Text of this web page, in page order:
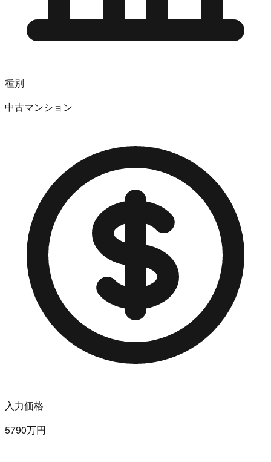
種別
中古マンション
入力価格
5790万円